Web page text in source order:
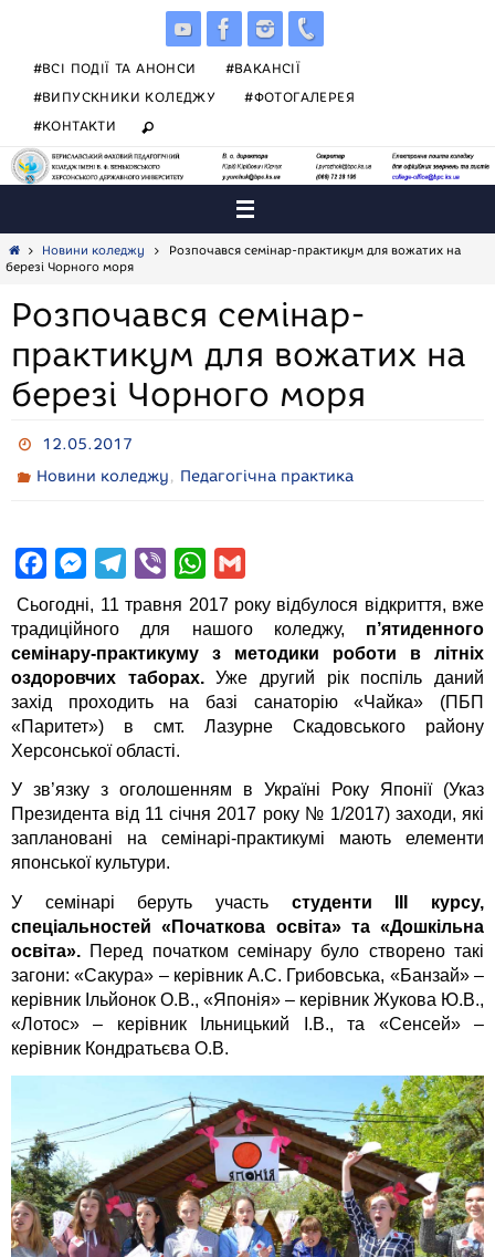
#ВСІ ПОДІЇ ТА АНОНСИ
#ВАКАНСІЇ
#ВИПУСКНИКИ КОЛЕДЖУ
#ФОТОГАЛЕРЕЯ
#КОНТАКТИ
HomeНовини коледжу
Розпочався семінар-практикум для вожатих на
березі Чорного моря
Розпочався семінар-
практикум для вожатих на
березі Чорного моря
12.05.2017
Новини коледжу, Педагогічна практика
c
e
b
o
o
k
M
e
s
s
e
g
r
e
g
r
a
b
e
r
W
h
a
t
A
a
i
l
Сьогодні, 11 травня 2017 року відбулося відкриття, вже
традиційного для нашого коледжу, п’ятиденного
семінару-практикуму з методики роботи в літніх
оздоровчих таборах.Уже другий рік поспіль даний
захід проходить на базі санаторію «Чайка» (ПБП
«Паритет») в смт. Лазурне Скадовського району
Херсонської області.
У зв’язку з оголошенням в Україні Року Японії (Указ
Президента від 11 січня 2017 року № 1/2017) заходи, які
заплановані на семінарі-практикумі мають елементи
японської культури.
У семінарі беруть участь студенти ІІІ курсу,
спеціальностей «Початкова освіта» та «Дошкільна
освіта». Перед початком семінару було створено такі
загони: «Сакура» – керівник А.С. Грибовська, «Банзай» –
керівник Ільйонок О.В., «Японія» – керівник Жукова Ю.В.,
«Лотос» – керівник Ільницький І.В., та «Сенсей» –
керівник Кондратьєва О.В.